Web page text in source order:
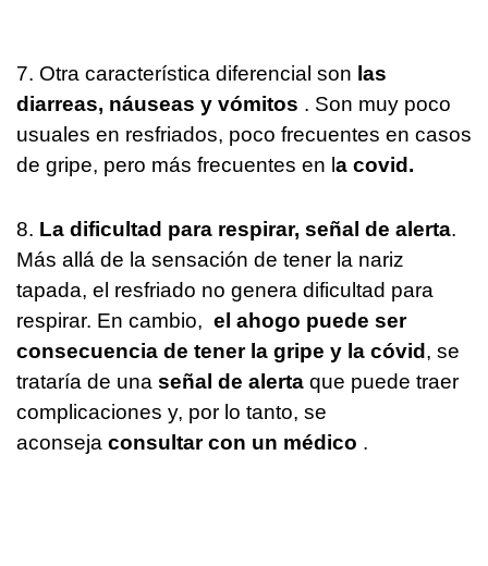
7. Otra característica diferencial son las
diarreas, náuseas y vómitos . Son muy poco
usuales en resfriados, poco frecuentes en casos
de gripe, pero más frecuentes en l a covid.
8. La dificultad para respirar, señal de alerta.
Más allá de la sensación de tener la nariz
tapada, el resfriado no genera dificultad para
respirar. En cambio, el ahogo puede ser
consecuencia de tener la gripe y la cóvid , se
trataría de una señal de alerta que puede traer
complicaciones y, por lo tanto, se
aconseja consultar con un médico .